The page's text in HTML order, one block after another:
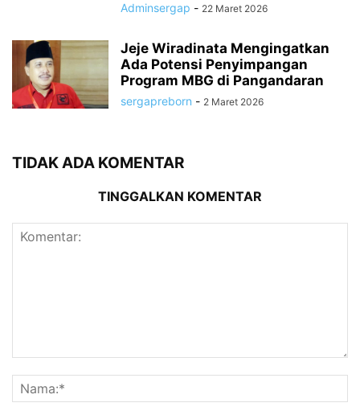
Adminsergap - 22 Maret 2026
Jeje Wiradinata Mengingatkan
Ada Potensi Penyimpangan
Program MBG di Pangandaran
sergapreborn - 2 Maret 2026
TIDAK ADA KOMENTAR
TINGGALKAN KOMENTAR